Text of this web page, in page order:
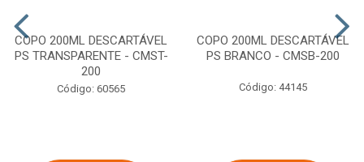
COPO 200ML DESCARTÁVEL
PS TRANSPARENTE - CMST-
200
Código: 60565
COPO 200ML DESCARTÁVEL
PS BRANCO - CMSB-200
Código: 44145